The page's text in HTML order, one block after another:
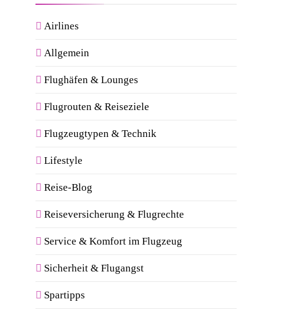
Airlines
Allgemein
Flughäfen & Lounges
Flugrouten & Reiseziele
Flugzeugtypen & Technik
Lifestyle
Reise-Blog
Reiseversicherung & Flugrechte
Service & Komfort im Flugzeug
Sicherheit & Flugangst
Spartipps